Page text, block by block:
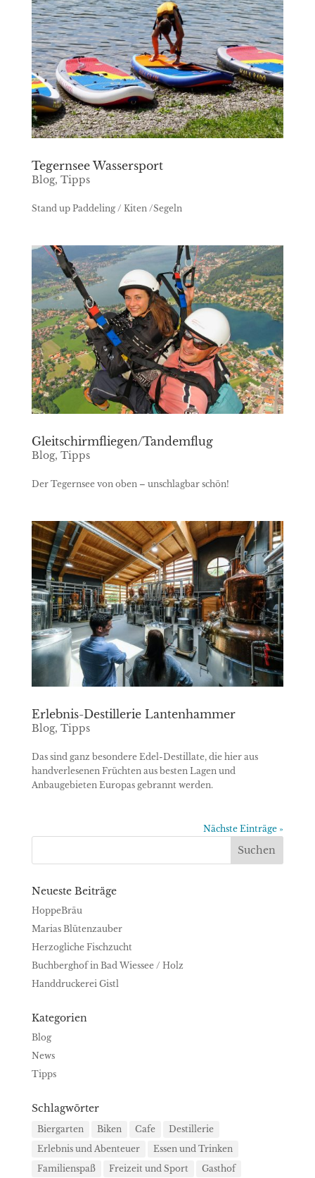
Tegernsee Wassersport
Blog, Tipps
Stand up Paddeling / Kiten /Segeln
Gleitschirmfliegen/Tandemflug
Blog, Tipps
Der Tegernsee von oben – unschlagbar schön!
Erlebnis-Destillerie Lantenhammer
Blog, Tipps
Das sind ganz besondere Edel-Destillate, die hier aus
handverlesenen Früchten aus besten Lagen und
Anbaugebieten Europas gebrannt werden.
Nächste Einträge »
Neueste Beiträge
HoppeBräu
Marias Blütenzauber
Herzogliche Fischzucht
Buchberghof in Bad Wiessee / Holz
Handdruckerei Gistl
Kategorien
Blog
News
Tipps
Schlagwörter
Biergarten Biken Cafe
Destillerie
Erlebnis und Abenteuer
Essen und Trinken
Familienspaß
Freizeit und Sport Gasthof